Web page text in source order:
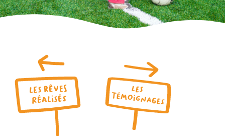
Les rêves
Réalisés
Les
Témoignages